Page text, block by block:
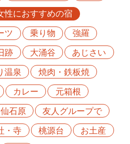
性におすすめの宿
ツ
乗り物
強羅
跡 大涌谷
あじさい
温泉
焼肉・鉄板焼
カレー
元箱根
仙石原
友人グループで
・寺 桃源台
お土産